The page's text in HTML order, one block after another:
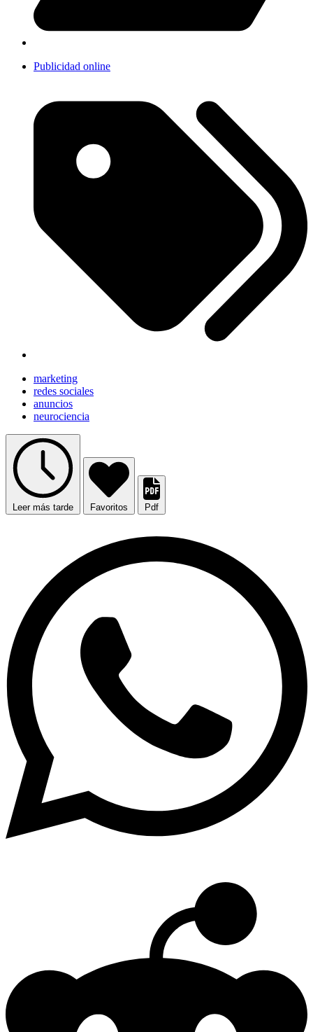
Publicidad online
marketing
redes sociales
anuncios
neurociencia
Leer más tarde Favoritos Pdf